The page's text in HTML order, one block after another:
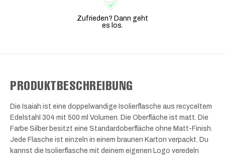
Zufrieden? Dann geht
es los.
PRODUKTBESCHREIBUNG
Die Isaiah ist eine doppelwandige Isolierflasche aus recyceltem
Edelstahl 304 mit 500 ml Volumen. Die Oberfläche ist matt. Die
Farbe Silber besitzt eine Standardoberfläche ohne Matt-Finish.
Jede Flasche ist einzeln in einem braunen Karton verpackt. Du
kannst die Isolierflasche mit deinem eigenen Logo veredeln